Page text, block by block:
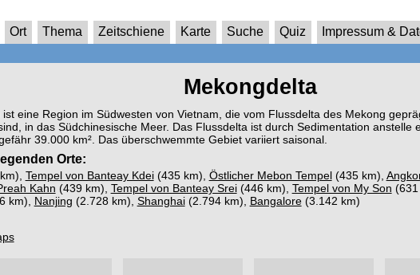
Ort Thema Zeitschiene Karte Suche Quiz Impressum &
Mekongdelta
ist eine Region im Südwesten von Vietnam, die vom Flussdelta des Mekong
in das Südchinesische Meer. Das Flussdelta ist durch Sedimentation
39.000 km². Das überschwemmte Gebiet variiert saisonal.
Orte:
Tempel von Banteay Kdei(435 km), Östlicher Mebon Tempel(435 km),
Kahn (439 km), Tempel von Banteay Srei(446 km), Tempel von My Son (631
km), Nanjing (2.728 km), Shanghai(2.794 km), Bangalore(3.142 km)